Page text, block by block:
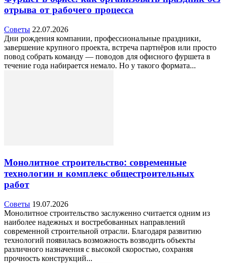
отрыва от рабочего процесса
Советы 22.07.2026
Дни рождения компании, профессиональные праздники,
завершение крупного проекта, встреча партнёров или просто
повод собрать команду — поводов для офисного фуршета в
течение года набирается немало. Но у такого формата...
Монолитное строительство: современные
технологии и комплекс общестроительных
работ
Советы 19.07.2026
Монолитное строительство заслуженно считается одним из
наиболее надежных и востребованных направлений
современной строительной отрасли. Благодаря развитию
технологий появилась возможность возводить объекты
различного назначения с высокой скоростью, сохраняя
прочность конструкций...